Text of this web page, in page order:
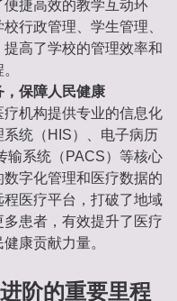
捷高效的教学互动环
行政管理、学生管理、
高了学校的管理效率和
保障人民健康
机构提供专业的信息化
统（HIS）、电子病历
输系统（PACS）等核心
字化管理和医疗数据的
医疗平台，打破了地域
患者，有效提升了医疗
康贡献力量。
阶的重要里程